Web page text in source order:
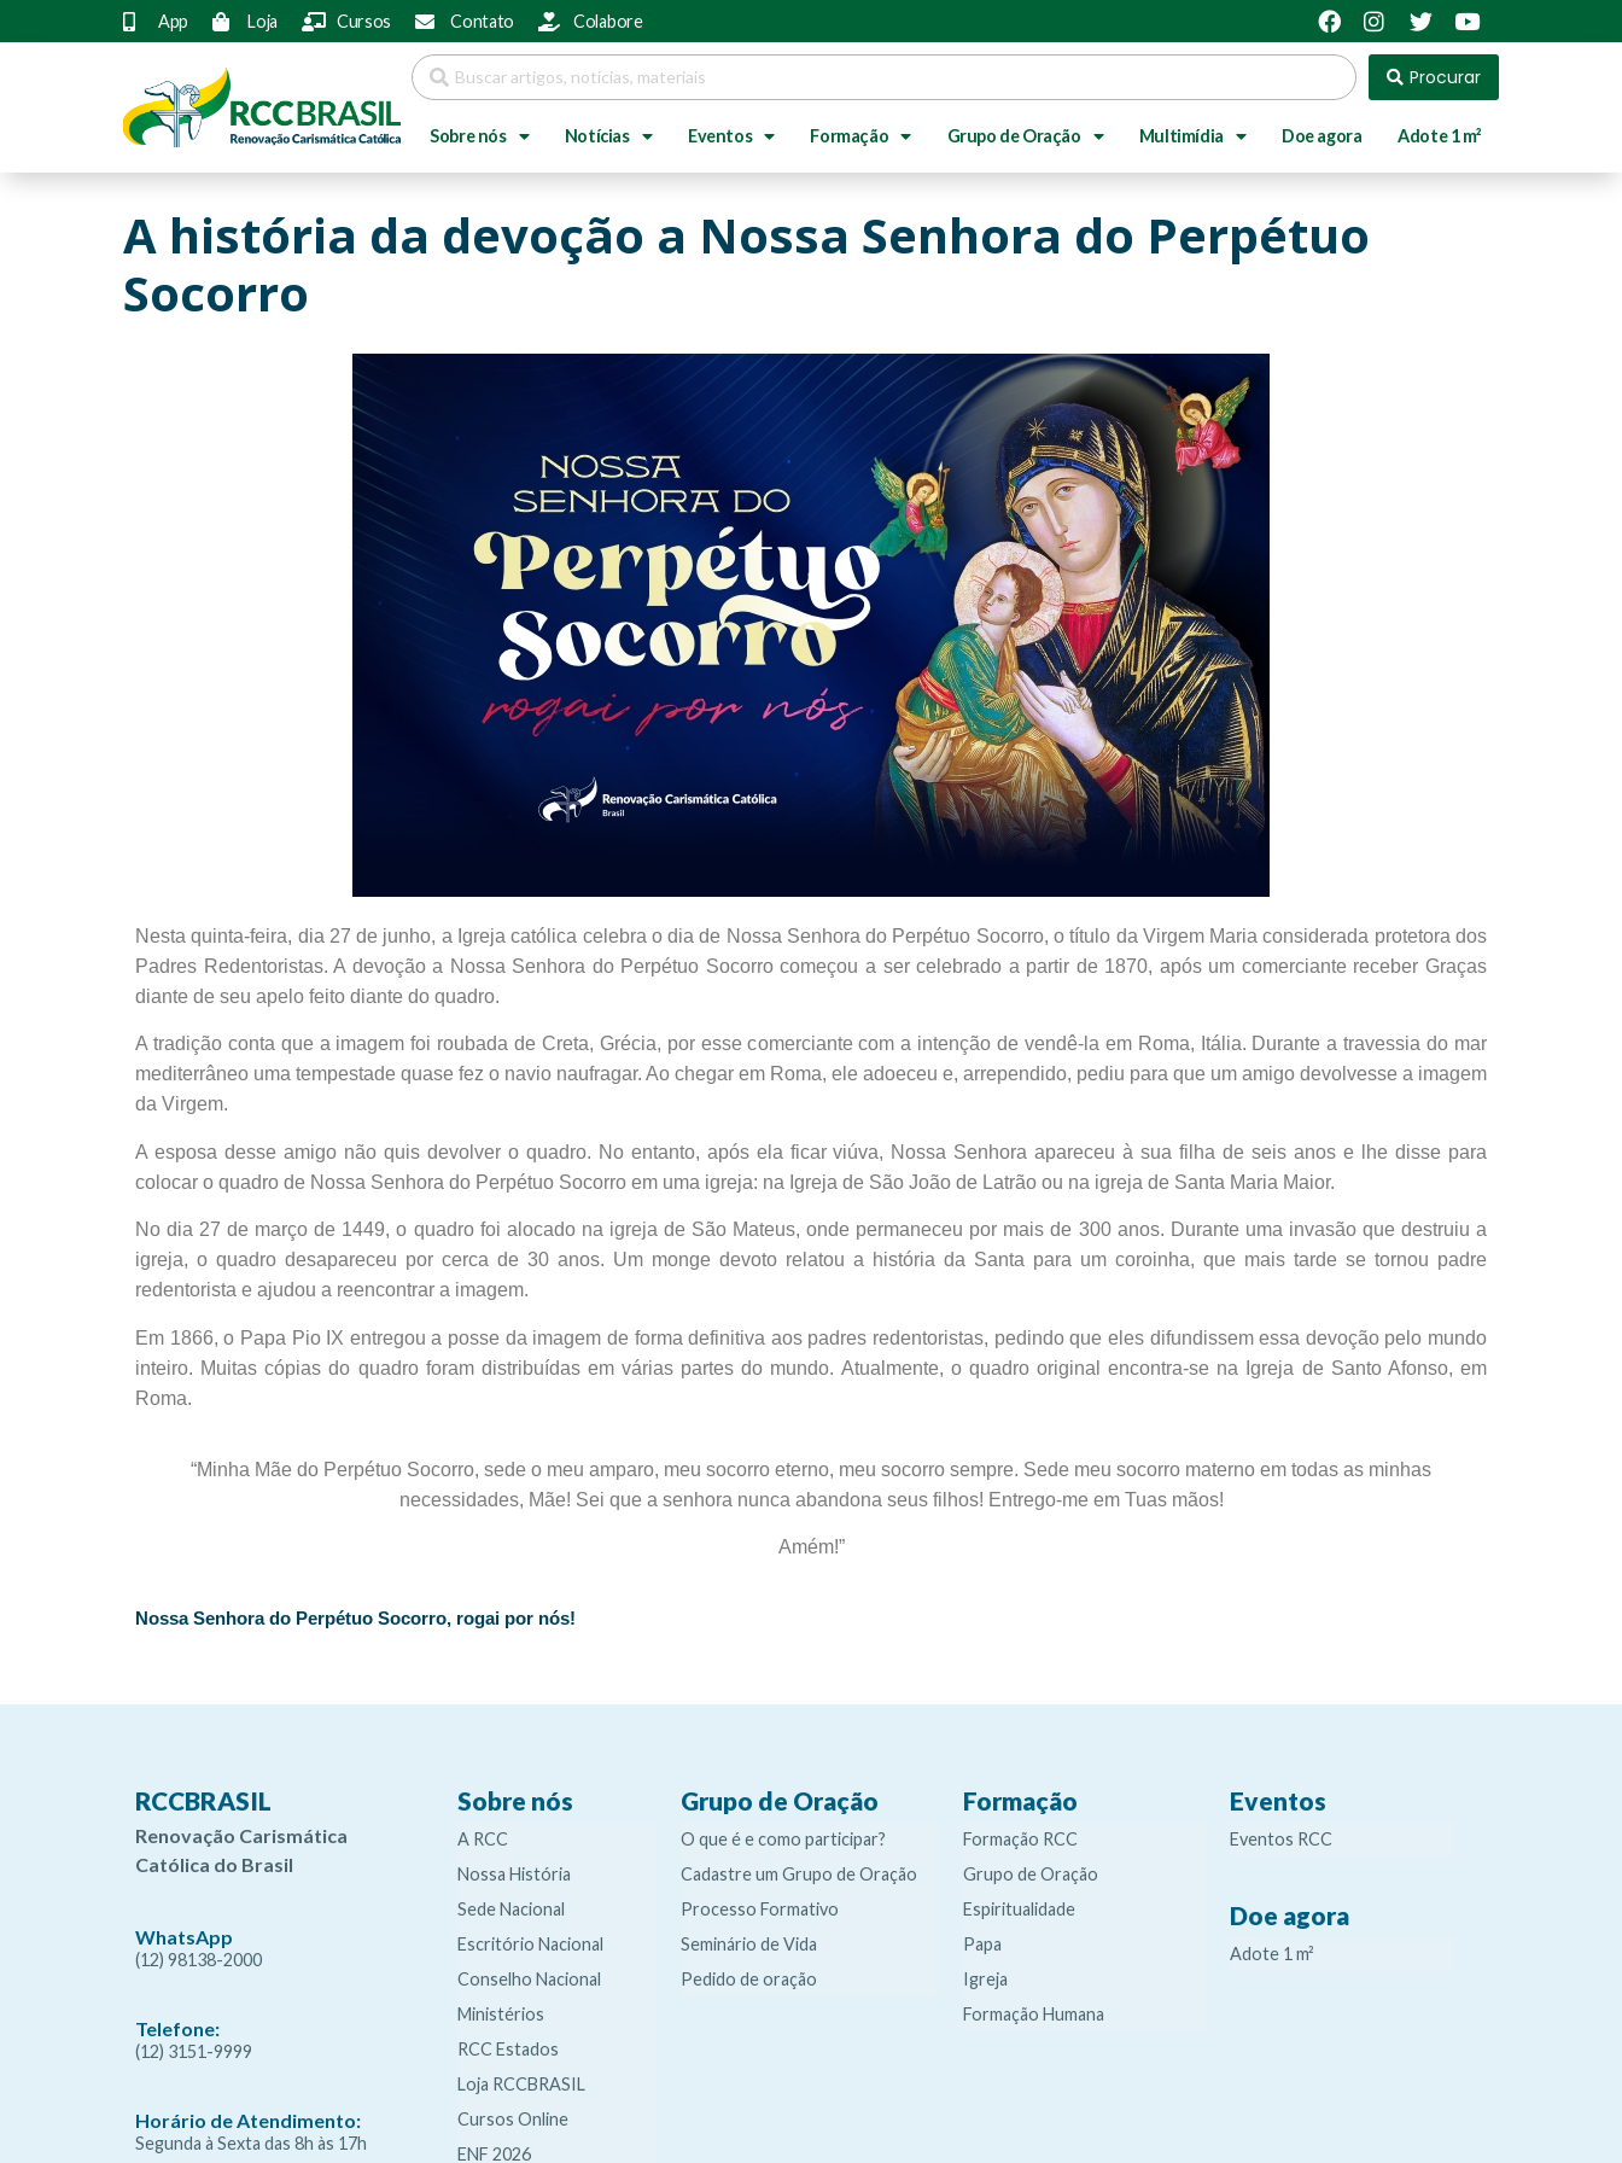
App Loja Cursos Contato Colabore
Procurar
Sobre nós Notícias Eventos Formação Grupo de Oração Multimídia Doe agora Adote 1 m²
A história da devoção a Nossa Senhora do Perpétuo
Socorro
Nesta quinta-feira, dia 27 de junho, a Igreja católica celebra o dia de Nossa Senhora do Perpétuo Socorro, o título da Virgem Maria considerada protetora dos
Padres Redentoristas. A devoção a Nossa Senhora do Perpétuo Socorro começou a ser celebrado a partir de 1870, após um comerciante receber Graças
diante de seu apelo feito diante do quadro.
A tradição conta que a imagem foi roubada de Creta, Grécia, por esse comerciante com a intenção de vendê-la em Roma, Itália. Durante a travessia do mar
mediterrâneo uma tempestade quase fez o navio naufragar. Ao chegar em Roma, ele adoeceu e, arrependido, pediu para que um amigo devolvesse a imagem
da Virgem.
A esposa desse amigo não quis devolver o quadro. No entanto, após ela ficar viúva, Nossa Senhora apareceu à sua filha de seis anos e lhe disse para
colocar o quadro de Nossa Senhora do Perpétuo Socorro em uma igreja: na Igreja de São João de Latrão ou na igreja de Santa Maria Maior.
No dia 27 de março de 1449, o quadro foi alocado na igreja de São Mateus, onde permaneceu por mais de 300 anos. Durante uma invasão que destruiu a
igreja, o quadro desapareceu por cerca de 30 anos. Um monge devoto relatou a história da Santa para um coroinha, que mais tarde se tornou padre
redentorista e ajudou a reencontrar a imagem.
Em 1866, o Papa Pio IX entregou a posse da imagem de forma definitiva aos padres redentoristas, pedindo que eles difundissem essa devoção pelo mundo
inteiro. Muitas cópias do quadro foram distribuídas em várias partes do mundo. Atualmente, o quadro original encontra-se na Igreja de Santo Afonso, em
Roma.
“Minha Mãe do Perpétuo Socorro, sede o meu amparo, meu socorro eterno, meu socorro sempre. Sede meu socorro materno em todas as minhas
necessidades, Mãe! Sei que a senhora nunca abandona seus filhos! Entrego-me em Tuas mãos!
Amém!”
Nossa Senhora do Perpétuo Socorro, rogai por nós!
RCCBRASIL
Renovação Carismática
Católica do Brasil
WhatsApp
(12) 98138-2000
Telefone:
(12) 3151-9999
Horário de Atendimento:
Segunda à Sexta das 8h às 17h
Sobre nós
A RCC
Nossa História
Sede Nacional
Escritório Nacional
Conselho Nacional
Ministérios
RCC Estados
Loja RCCBRASIL
Cursos Online
ENF 2026
Grupo de Oração
O que é e como participar?
Cadastre um Grupo de Oração
Processo Formativo
Seminário de Vida
Pedido de oração
Formação
Formação RCC
Grupo de Oração
Espiritualidade
Papa
Igreja
Formação Humana
Eventos
Eventos RCC
Doe agora
Adote 1 m²